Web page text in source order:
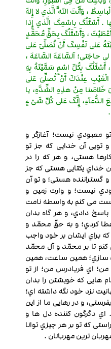
، وَأَنْتَ اللَّهُ الَّذي لا إِلهَ
. أَسْئَلُکَ بِاسْمِکَ الَّذي إِذا
أَعْطَیْتَ ، وَأَسْئَلُکَ بِحَقِّ مُحَمَّدٍ
عَلی نَفْسِکَ أَنْ تُصَلِّیَ عَلی
حاجَتی؛ اَلسَّاعَهَ السَّاعَهَ ،
، أَسْئَلُکَ بِکُلِّ اسْمٍ سَمَّیْتَهُ بِهِ
عِنْدَكَ أَنْ تُصلِّیَ عَلی
مِنْ هذِهِ الشِّدَّهِ، یا
الدُّعآءِ، إِنَّکَ عَلی کُلِّ شَیْ ءٍ
نیست؛ آغازگر و
و تویی آن خدایی که جز تو
هستی، و هر که را در
خداي یکتایی هستی که جز
گستراننده هستی؛ و تو آن
نیست؛ و وارث زمین و
می کنم به واسطه نامت
دادي، و هر گاه بدان
کردي؛ و به حقّ محمّد و
براي ایشان بر خود واجب
تا بر محمّد و آل محمّد
سازي؛ همین ساعت، همین
اي فریادرس من؛ از تو
هایی که خویشتن را بدان
نزد خود نگه داشته اي؛
و در رهایی ما از این
دگرگون کننده دل ها و
که تو بر هر چیزي توانا
ترین مهربانان .